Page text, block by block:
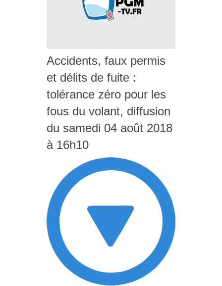
Accidents, faux permis
et délits de fuite :
tolérance zéro pour les
fous du volant, diffusion
du samedi 04 août 2018
à 16h10